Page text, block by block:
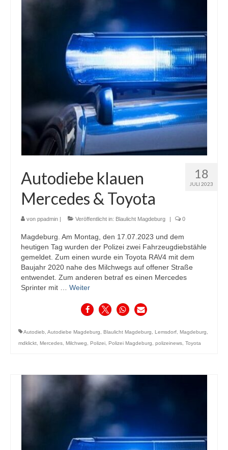
18
JULI 2023
Autodiebe klauen
Mercedes & Toyota
von ppadmin Veröffentlicht in: Blaulicht Magdeburg 0
Magdeburg. Am Montag, den 17.07.2023 und dem
heutigen Tag wurden der Polizei zwei Fahrzeugdiebstähle
gemeldet. Zum einen wurde ein Toyota RAV4 mit dem
Baujahr 2020 nahe des Milchwegs auf offener Straße
entwendet. Zum anderen betraf es einen Mercedes
Sprinter mit … Weiter
Autodieb, Autodiebe Magdeburg, Blaulicht Magdeburg, Lemsdorf, Magdeburg,
mdklickt, Mercedes, Milchweg, Polizei, Polizei Magdeburg, polizeinews, Toyota